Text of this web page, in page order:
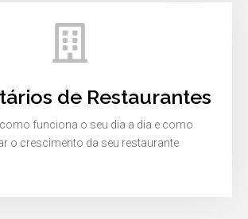
de Restaurantes
funciona o seu dia a dia e como
o crescimento da seu restaurante